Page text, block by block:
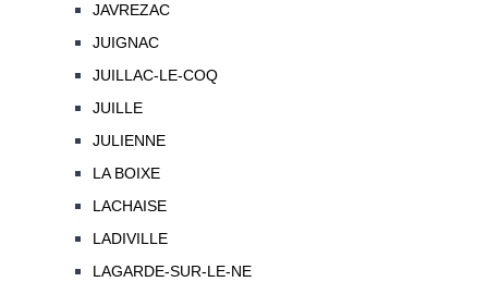
JAVREZAC
JUIGNAC
JUILLAC-LE-COQ
JUILLE
JULIENNE
LA BOIXE
LACHAISE
LADIVILLE
LAGARDE-SUR-LE-NE